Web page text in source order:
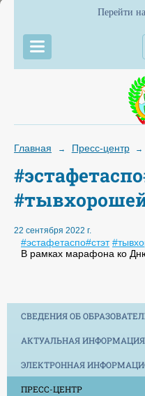
Перейти
Главная → Пресс-центр →
22 сентября 2022 г.
#эстафетаспо#стэт
В рамках марафона ко
СВЕДЕНИЯ ОБ
АКТУАЛЬНАЯ ИНФОРМАЦИЯ
ЭЛЕКТРОННАЯ
ПРЕСС-ЦЕНТР